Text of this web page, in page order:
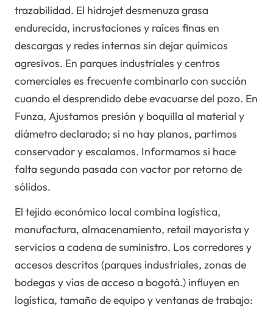
trazabilidad. El hidrojet desmenuza grasa
endurecida, incrustaciones y raíces finas en
descargas y redes internas sin dejar químicos
agresivos. En parques industriales y centros
comerciales es frecuente combinarlo con succión
cuando el desprendido debe evacuarse del pozo. En
Funza, Ajustamos presión y boquilla al material y
diámetro declarado; si no hay planos, partimos
conservador y escalamos. Informamos si hace
falta segunda pasada con vactor por retorno de
sólidos.
El tejido económico local combina logística,
manufactura, almacenamiento, retail mayorista y
servicios a cadena de suministro. Los corredores y
accesos descritos (parques industriales, zonas de
bodegas y vías de acceso a bogotá.) influyen en
logística, tamaño de equipo y ventanas de trabajo: